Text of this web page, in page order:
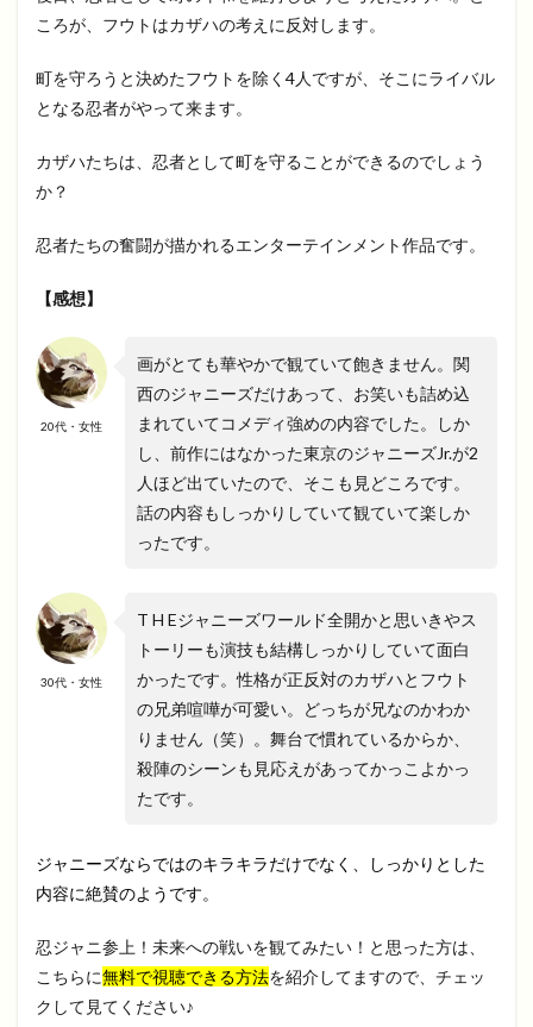
ころが、フウトはカザハの考えに反対します。
町を守ろうと決めたフウトを除く4人ですが、そこにライバル
となる忍者がやって来ます。
カザハたちは、忍者として町を守ることができるのでしょう
か？
忍者たちの奮闘が描かれるエンターテインメント作品です。
【感想】
20代・女性
画がとても華やかで観ていて飽きません。関
西のジャニーズだけあって、お笑いも詰め込
まれていてコメディ強めの内容でした。しか
し、前作にはなかった東京のジャニーズJr.が2
人ほど出ていたので、そこも見どころです。
話の内容もしっかりしていて観ていて楽しか
ったです。
30代・女性
T H Eジャニーズワールド全開かと思いきやス
トーリーも演技も結構しっかりしていて面白
かったです。性格が正反対のカザハとフウト
の兄弟喧嘩が可愛い。どっちが兄なのかわか
りません（笑）。舞台で慣れているからか、
殺陣のシーンも見応えがあってかっこよかっ
たです。
ジャニーズならではのキラキラだけでなく、しっかりとした
内容に絶賛のようです。
忍ジャニ参上！未来への戦いを観てみたい！と思った方は、
こちらに無料で視聴できる方法を紹介してますので、チェッ
クして見てください♪